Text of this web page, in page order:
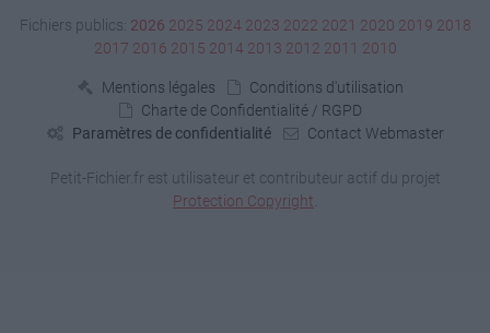
Fichiers publics: 2026 2025 2024 2023 2022 2021 2020 2019 2018
2017 2016 2015 2014 2013 2012 2011 2010
Mentions légales
Conditions d'utilisation
Charte de Confidentialité / RGPD
Paramètres de confidentialité
Contact Webmaster
Petit-Fichier.fr est utilisateur et contributeur actif du projet
Protection Copyright